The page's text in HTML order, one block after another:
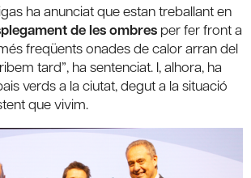
ha anunciat que estan treballant en
de les ombres per fer front a
freqüents onades de calor arran del
tard”, ha sentenciat. I, alhora, ha
verds a la ciutat, degut a la situació
que vivim.